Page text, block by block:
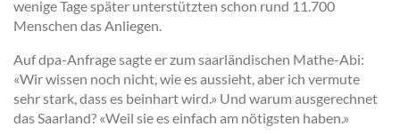
wenige Tage später unterstützten schon rund 11.700
Menschen das Anliegen.
Auf dpa-Anfrage sagte er zum saarländischen Mathe-Abi:
«Wir wissen noch nicht, wie es aussieht, aber ich vermute
sehr stark, dass es beinhart wird.» Und warum ausgerechnet
das Saarland? «Weil sie es einfach am nötigsten haben.»